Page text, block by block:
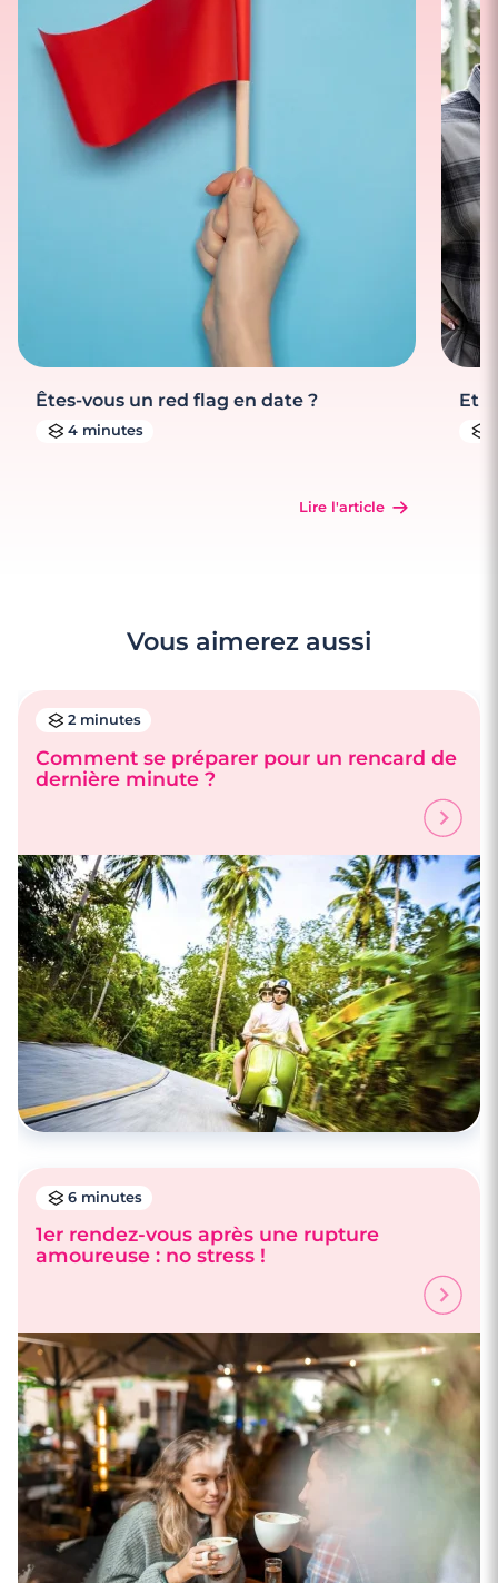
Êtes-vous un red flag en date ?
4 minutes
Lire l'article
Et
Vous aimerez aussi
2 minutes
Comment se préparer pour un rencard de
dernière minute ?
6 minutes
1er rendez-vous après une rupture
amoureuse : no stress !